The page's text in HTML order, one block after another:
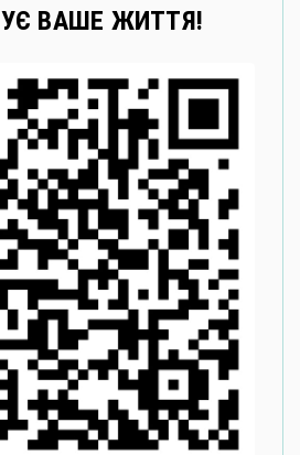
ВАШЕ ЖИТТЯ!